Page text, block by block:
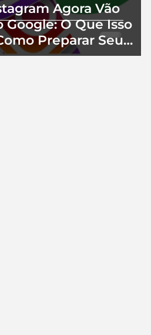
Agora Vão
Google: O Que Isso
Preparar Seu